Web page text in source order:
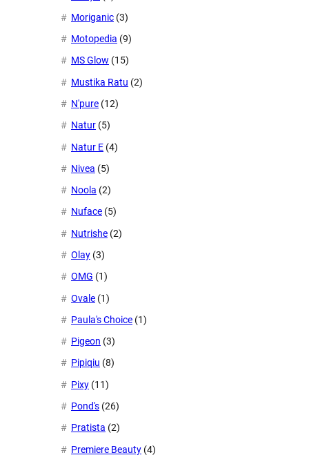
Moriganic (3)
Motopedia (9)
MS Glow (15)
Mustika Ratu (2)
N'pure (12)
Natur (5)
Natur E (4)
Nivea (5)
Noola (2)
Nuface (5)
Nutrishe (2)
Olay (3)
OMG (1)
Ovale (1)
Paula's Choice (1)
Pigeon (3)
Pipiqiu (8)
Pixy (11)
Pond's (26)
Pratista (2)
Premiere Beauty (4)